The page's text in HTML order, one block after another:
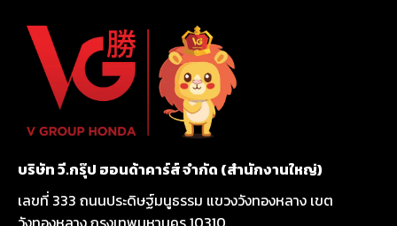
บริษัท วี.กรุ๊ป ฮอนด้าคาร์ส์ จำกัด (สำนักงานใหญ่)
เลขที่ 333 ถนนประดิษฐ์มนูธรรม แขวงวังทองหลาง เขต